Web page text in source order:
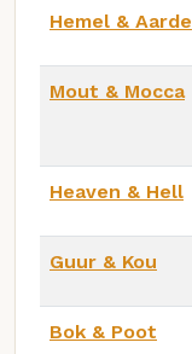
Hemel & Aarde
Mout & Mocca
Heaven & Hell
Guur & Kou
Bok & Poot